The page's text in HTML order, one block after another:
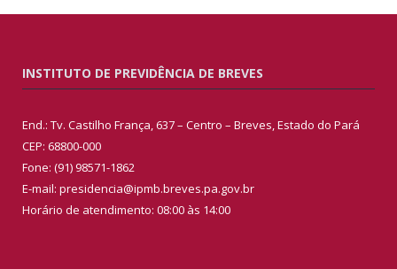
INSTITUTO DE PREVIDÊNCIA DE BREVES
End.: Tv. Castilho França, 637 – Centro – Breves, Estado do Pará
CEP: 68800-000
Fone: (91) 98571-1862
E-mail: presidencia@ipmb.breves.pa.gov.br
Horário de atendimento: 08:00 às 14:00